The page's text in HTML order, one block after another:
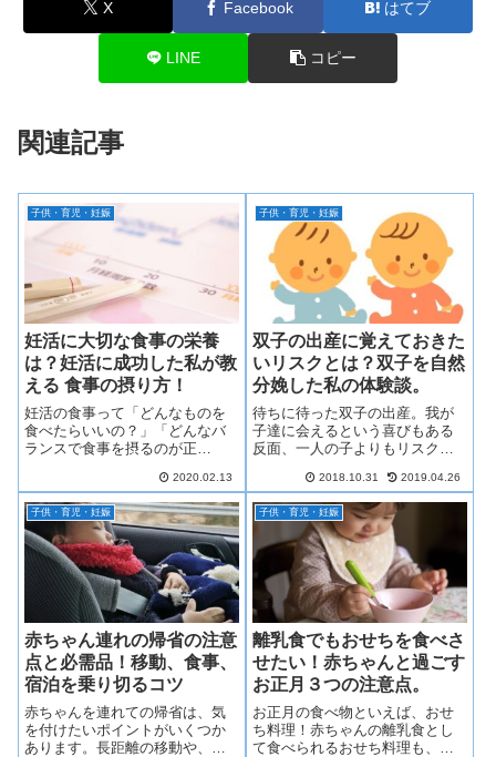
X Facebook はてブ
LINE コピー
関連記事
子供・育児・妊娠
妊活に大切な食事の栄養
は？妊活に成功した私が教
える 食事の摂り方！
妊活の食事って「どんなものを
食べたらいいの？」「どんなバ
ランスで食事を摂るのが正
たらいい？」と悩んでいません
か？妊活の食事で大事な栄養と
実際に私が実践して効果のあっ
たことを紹介しますね。
2020.02.13
子供・育児・妊娠
双子の出産に覚えておきた
いリスクとは？双子を自然
分娩した私の体験談。
待ちに待った双子の出産。我が
子達に会えるという喜びもある
反面、一人の子よりもリスクが
子を出産した経験がある人がい
ないと、どんなリスクがあるの
か、事前にどんな対応をしたら
いいのかわからず不安になりや
すいですね。安心して双子を出
産できるように、私の実際の経
験談をお話をします。
2018.10.31 2019.04.26
子供・育児・妊娠
赤ちゃん連れの帰省の注意
点と必需品！移動、食事、
宿泊を乗り切るコツ
赤ちゃんを連れての帰省は、気
を付けたいポイントがいくつか
あります。長距離の移動や、い
子供・育児・妊娠
離乳食でもおせちを食べさ
せたい！赤ちゃんと過ごす
お正月３つの注意点。
お正月の食べ物といえば、おせ
ち料理！赤ちゃんの離乳食とし
て食べられるおせち料理も、用